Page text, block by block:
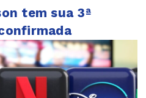
tem sua 3ª